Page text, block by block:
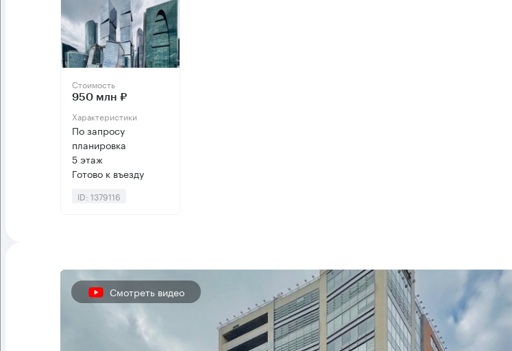
Стоимость
950 млн ₽
Характеристики
По запросу
планировка
5 этаж
Готово к въезду
ID: 1379116
Смотреть видео